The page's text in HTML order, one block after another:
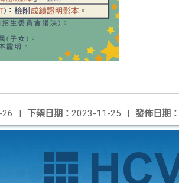
發佈日期：
下架日期： 2023-11-25 |
|